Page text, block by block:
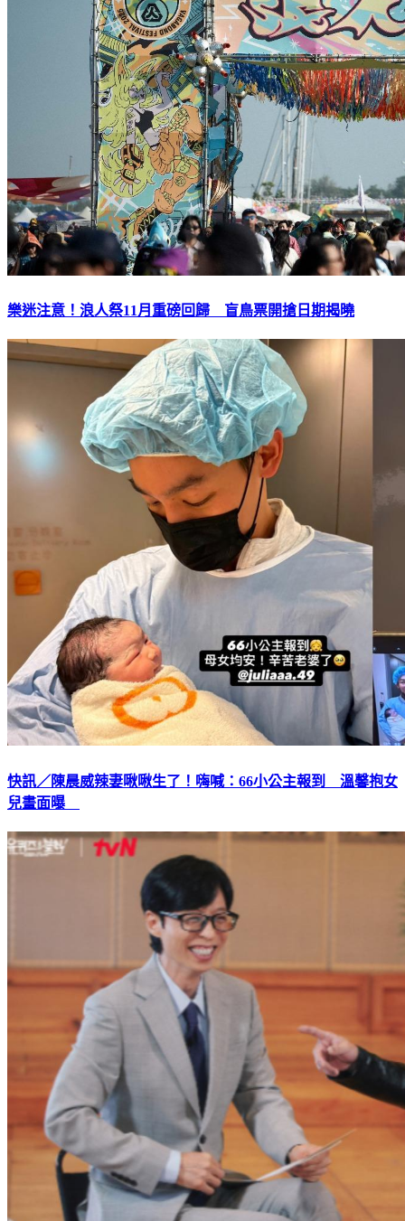
樂迷注意！浪人祭11月重磅回歸 盲鳥票開搶日期揭曉
快訊／陳晨威辣妻啾啾生了！嗨喊：66小公主報到 溫馨抱女
兒畫面曝